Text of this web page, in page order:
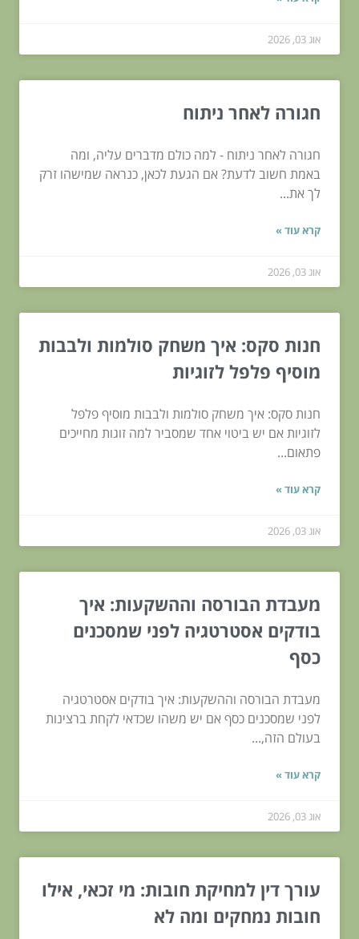
אוג 03, 2026
חגורה לאחר ניתוח
חגורה לאחר ניתוח - למה כולם מדברים עליה, ומה
באמת חשוב לדעת? אם הגעת לכאן, כנראה שמישהו זרק
לך את...
קרא עוד »
אוג 03, 2026
חנות סקס: איך משחק סולמות ולבבות
מוסיף פלפל לזוגיות
חנות סקס: איך משחק סולמות ולבבות מוסיף פלפל
לזוגיות אם יש ביטוי אחד שמסביר למה זוגות מחייכים
פתאום...
קרא עוד »
אוג 03, 2026
מעבדת הבורסה וההשקעות: איך
בודקים אסטרטגיה לפני שמסכנים
כסף
מעבדת הבורסה וההשקעות: איך בודקים אסטרטגיה
לפני שמסכנים כסף אם יש משהו שכדאי לקחת ברצינות
בעולם הזה,...
קרא עוד »
אוג 03, 2026
עורך דין למחיקת חובות: מי זכאי, אילו
חובות נמחקים ומה לא